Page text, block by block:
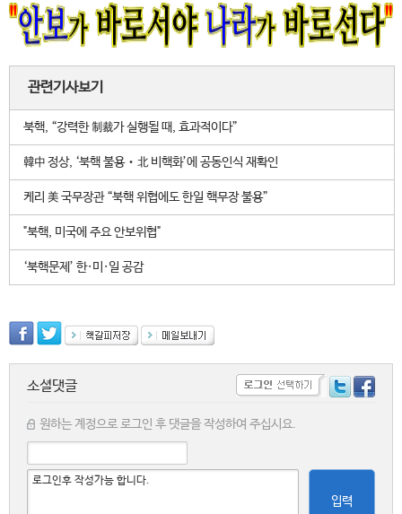
관련기사보기
북핵, “강력한 制裁가 실행될 때, 효과적이다”
韓中 정상, ‘북핵 불용‧北 비핵화’에 공동인식 재확인
케리 美 국무장관 “북핵 위협에도 한일 핵무장 불용”
"북핵, 미국에 주요 안보위협"
‘북핵문제’ 한·미·일 공감
소셜댓글
원하는 계정으로 로그인 후 댓글을 작성하여 주십시요.
입력